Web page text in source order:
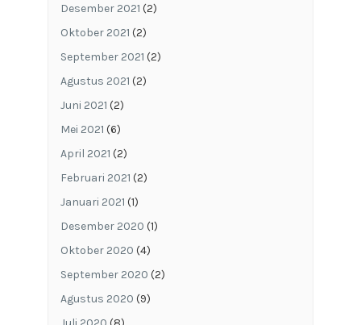
Desember 2021 (2)
Oktober 2021 (2)
September 2021 (2)
Agustus 2021 (2)
Juni 2021 (2)
Mei 2021 (6)
April 2021 (2)
Februari 2021 (2)
Januari 2021 (1)
Desember 2020 (1)
Oktober 2020 (4)
September 2020 (2)
Agustus 2020 (9)